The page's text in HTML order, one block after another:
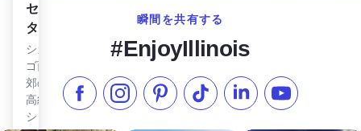
ーリ
ー・
パス
は、
米国
で初
めて
「鉄
セン
ター
シカ
ゴ西
郊の
高級
ショ
瞬間を共有する
#EnjoyIllinois
フェイスブックでいいね
インスタグラムをフォローする
ピンタレストTikTokでフォローする
LinkedInでフォロー
YouTubeで